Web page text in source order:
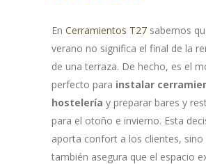
En Cerramientos T27 sabemos
verano no significa el final de la
de una terraza. De hecho, es el
perfecto para instalar
hostelería y preparar bares y
para el otoño e invierno. Esta
aporta confort a los clientes, sino
también asegura que el espacio